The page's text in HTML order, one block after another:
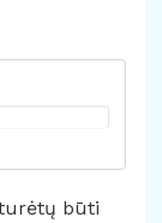
būti